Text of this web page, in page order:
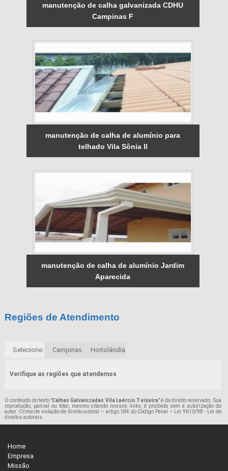
manutenção de calha galvanizada CDHU
Campinas F
manutenção de calha de alumínio para
telhado Vila Sônia II
manutenção de calha de alumínio Jardim
Aparecida
Regiões de Atendimento
Selecione: Campinas Hortolândia
Verifique as regiões que atendemos
O conteúdo do texto "Calhas Galvanizadas Vila Laércio Teixeira" é de direito reservado. Sua
reprodução, parcial ou total, mesmo citando nossos links, é proibida sem a autorização do
autor. Crime de violação de direito autoral – artigo 184 do Código Penal – Lei 9610/98 - Lei de
direitos autorais.
Home
Empresa
Missão